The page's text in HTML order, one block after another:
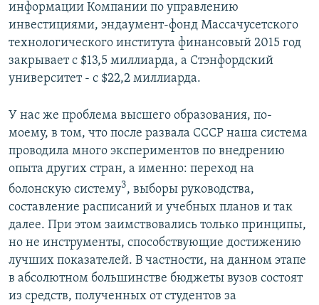
информации Компании по управлению
инвестициями, эндаумент-фонд Массачусетского
технологического института финансовый 2015 год
закрывает с $13,5 миллиарда, а Стэнфордский
университет - с $22,2 миллиарда.
У нас же проблема высшего образования, по-
моему, в том, что после развала СССР наша система
проводила много экспериментов по внедрению
опыта других стран, а именно: переход на
болонскую систему3, выборы руководства,
составление расписаний и учебных планов и так
далее. При этом заимствовались только принципы,
но не инструменты, способствующие достижению
лучших показателей. В частности, на данном этапе
в абсолютном большинстве бюджеты вузов состоят
из средств, полученных от студентов за